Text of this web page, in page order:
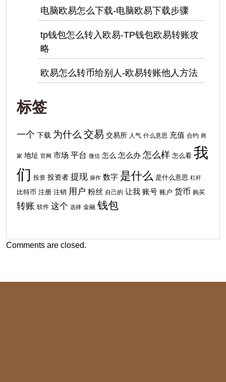
电脑欧易怎么下载-电脑欧易下载步骤
tp钱包怎么转入欧易-TP钱包欧易转账攻
略
欧易怎么转币给别人-欧易转账他人方法
标签
一个 下载 为什么 交易 交易所 人气 什么意思 充值 合约 商
家 地址 官网 市场 平台 微信 怎么 怎么办 怎么样 怎么看 我
们 投资 投资者 提现 操作 数字 是什么 是什么意思 杠杆
比特币 注册 注销 用户 粉丝 自己的 让我 账号 账户 货币 购买
转账 软件 这个 选择 金融 钱包
Comments are closed.